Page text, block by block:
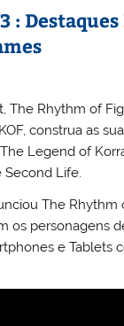
: Destaques
The Rhythm of
construa as
Legend of
Second Life.
The Rhythm
os personagens
e Tablets